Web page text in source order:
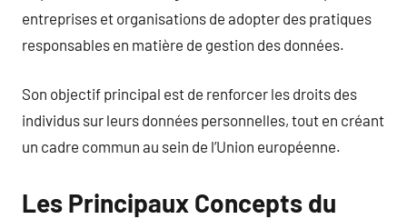
entreprises et organisations de adopter des pratiques
responsables en matière de gestion des données.
Son objectif principal est de renforcer les droits des
individus sur leurs données personnelles, tout en créant
un cadre commun au sein de l’Union européenne.
Les Principaux Concepts du